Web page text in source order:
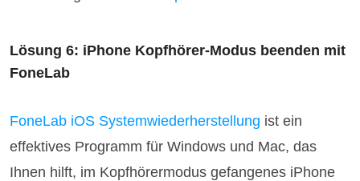
Lösung 6: iPhone Kopfhörer-Modus beenden mit
FoneLab
FoneLab iOS Systemwiederherstellung ist ein
effektives Programm für Windows und Mac, das
Ihnen hilft, im Kopfhörermodus gefangenes iPhone